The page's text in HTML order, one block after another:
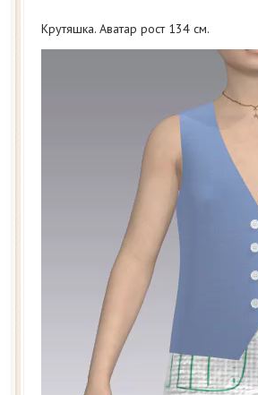
Крутяшка. Аватар рост 134 см.